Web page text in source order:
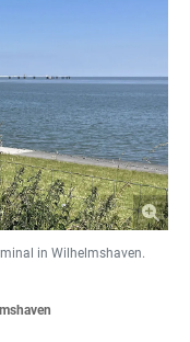
in Wilhelmshaven.